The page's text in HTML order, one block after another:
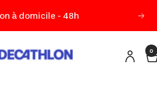
à domicile - 48h
0